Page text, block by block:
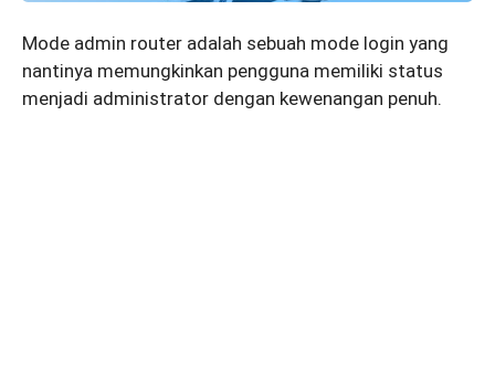
Mode admin router adalah sebuah mode login yang
nantinya memungkinkan pengguna memiliki status
menjadi administrator dengan kewenangan penuh.